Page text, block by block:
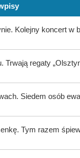
Kolejny koncert w
Trwają regaty
Siedem osób
Tym razem